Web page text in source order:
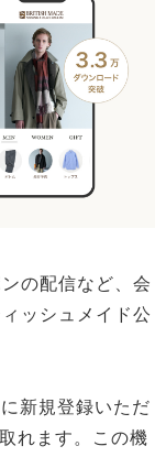
の配信など、会
ッシュメイド公
新規登録いただ
れます。この機